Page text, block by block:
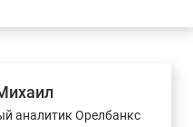
аналитик Орелбанкс